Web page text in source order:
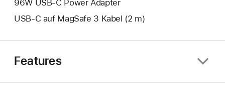
96W USB‑C Power Adapter
USB‑C auf MagSafe 3 Kabel (2 m)
Features